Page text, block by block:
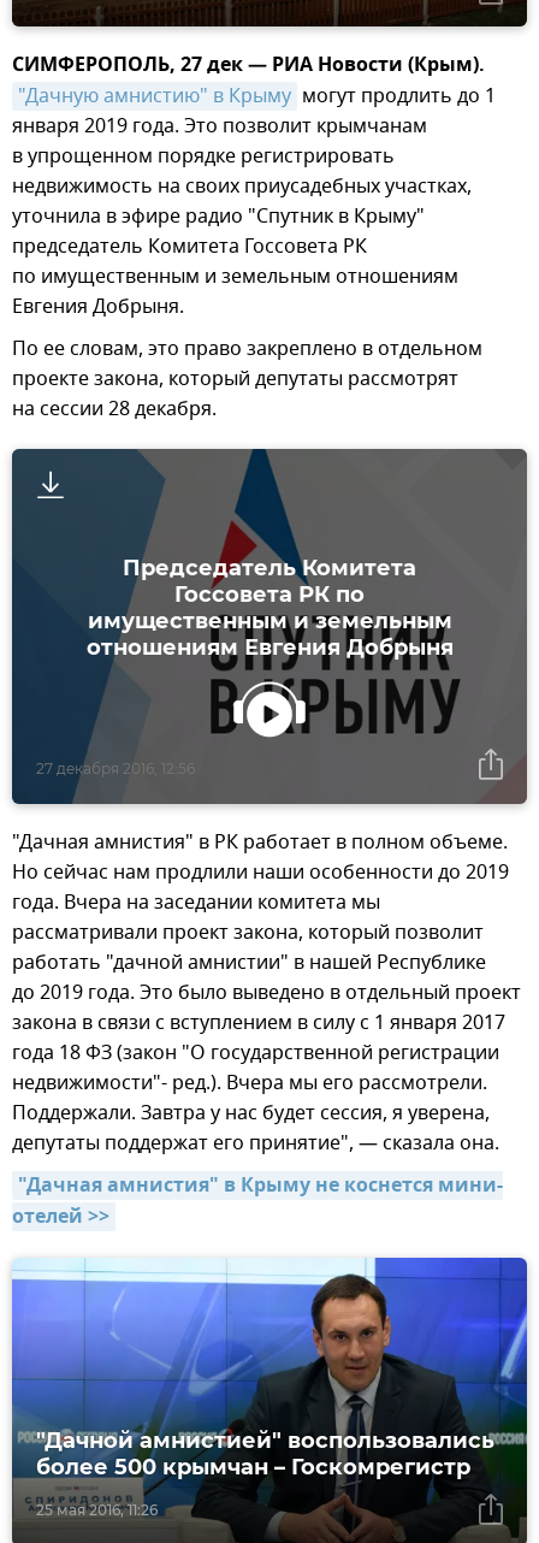
СИМФЕРОПОЛЬ, 27 дек — РИА Новости (Крым).
"Дачную амнистию" в Крыму могут продлить до 1
января 2019 года. Это позволит крымчанам
в упрощенном порядке регистрировать
недвижимость на своих приусадебных участках,
уточнила в эфире радио "Спутник в Крыму"
председатель Комитета Госсовета РК
по имущественным и земельным отношениям
Евгения Добрыня.
По ее словам, это право закреплено в отдельном
проекте закона, который депутаты рассмотрят
на сессии 28 декабря.
Председатель Комитета
Госсовета РК по
имущественным и земельным
отношениям Евгения Добрыня
27 декабря 2016, 12:56
"Дачная амнистия" в РК работает в полном объеме.
Но сейчас нам продлили наши особенности до 2019
года. Вчера на заседании комитета мы
рассматривали проект закона, который позволит
работать "дачной амнистии" в нашей Республике
до 2019 года. Это было выведено в отдельный проект
закона в связи с вступлением в силу с 1 января 2017
года 18 ФЗ (закон "О государственной регистрации
недвижимости"- ред.). Вчера мы его рассмотрели.
Поддержали. Завтра у нас будет сессия, я уверена,
депутаты поддержат его принятие", — сказала она.
"Дачная амнистия" в Крыму не коснется мини-
отелей >>
25 мая 2016, 11:26
"Дачной амнистией" воспользовались
более 500 крымчан – Госкомрегистр